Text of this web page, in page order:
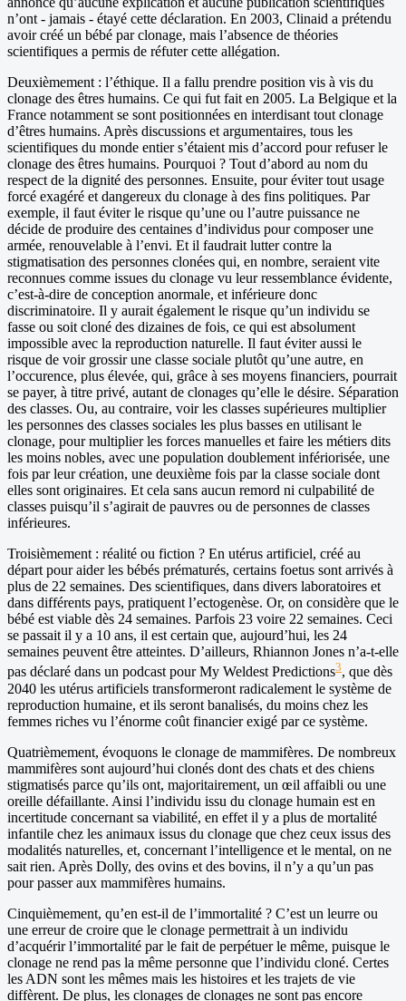
n’ont - jamais - étayé cette déclaration. En 2003, Clinaid a prétendu
avoir créé un bébé par clonage, mais l’absence de théories
scientifiques a permis de réfuter cette allégation.
Deuxièmement : l’éthique. Il a fallu prendre position vis à vis du
clonage des êtres humains. Ce qui fut fait en 2005. La Belgique et la
France notamment se sont positionnées en interdisant tout clonage
d’êtres humains. Après discussions et argumentaires, tous les
scientifiques du monde entier s’étaient mis d’accord pour refuser le
clonage des êtres humains. Pourquoi ? Tout d’abord au nom du
respect de la dignité des personnes. Ensuite, pour éviter tout usage
forcé exagéré et dangereux du clonage à des fins politiques. Par
exemple, il faut éviter le risque qu’une ou l’autre puissance ne
décide de produire des centaines d’individus pour composer une
armée, renouvelable à l’envi. Et il faudrait lutter contre la
stigmatisation des personnes clonées qui, en nombre, seraient vite
reconnues comme issues du clonage vu leur ressemblance évidente,
c’est-à-dire de conception anormale, et inférieure donc
discriminatoire. Il y aurait également le risque qu’un individu se
fasse ou soit cloné des dizaines de fois, ce qui est absolument
impossible avec la reproduction naturelle. Il faut éviter aussi le
risque de voir grossir une classe sociale plutôt qu’une autre, en
l’occurence, plus élevée, qui, grâce à ses moyens financiers, pourrait
se payer, à titre privé, autant de clonages qu’elle le désire. Séparation
des classes. Ou, au contraire, voir les classes supérieures multiplier
les personnes des classes sociales les plus basses en utilisant le
clonage, pour multiplier les forces manuelles et faire les métiers dits
les moins nobles, avec une population doublement infériorisée, une
fois par leur création, une deuxième fois par la classe sociale dont
elles sont originaires. Et cela sans aucun remord ni culpabilité de
classes puisqu’il s’agirait de pauvres ou de personnes de classes
inférieures.
Troisièmement : réalité ou fiction ? En utérus artificiel, créé au
départ pour aider les bébés prématurés, certains foetus sont arrivés à
plus de 22 semaines. Des scientifiques, dans divers laboratoires et
dans différents pays, pratiquent l’ectogenèse. Or, on considère que le
bébé est viable dès 24 semaines. Parfois 23 voire 22 semaines. Ceci
se passait il y a 10 ans, il est certain que, aujourd’hui, les 24
semaines peuvent être atteintes. D’ailleurs, Rhiannon Jones n’a-t-elle
pas déclaré dans un podcast pour My Weldest Predictions3, que dès
2040 les utérus artificiels transformeront radicalement le système de
reproduction humaine, et ils seront banalisés, du moins chez les
femmes riches vu l’énorme coût financier exigé par ce système.
Quatrièmement, évoquons le clonage de mammifères. De nombreux
mammifères sont aujourd’hui clonés dont des chats et des chiens
stigmatisés parce qu’ils ont, majoritairement, un œil affaibli ou une
oreille défaillante. Ainsi l’individu issu du clonage humain est en
incertitude concernant sa viabilité, en effet il y a plus de mortalité
infantile chez les animaux issus du clonage que chez ceux issus des
modalités naturelles, et, concernant l’intelligence et le mental, on ne
sait rien. Après Dolly, des ovins et des bovins, il n’y a qu’un pas
pour passer aux mammifères humains.
Cinquièmement, qu’en est-il de l’immortalité ? C’est un leurre ou
une erreur de croire que le clonage permettrait à un individu
d’acquérir l’immortalité par le fait de perpétuer le même, puisque le
clonage ne rend pas la même personne que l’individu cloné. Certes
les ADN sont les mêmes mais les histoires et les trajets de vie
diffèrent. De plus, les clonages de clonages ne sont pas encore